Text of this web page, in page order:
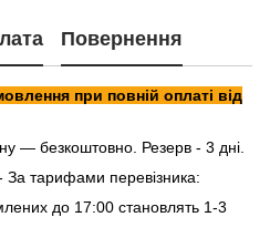
Повернення
при повній оплаті від
— безкоштовно. Резерв - 3 дні.
тарифами перевізника:
до 17:00 становлять 1-3